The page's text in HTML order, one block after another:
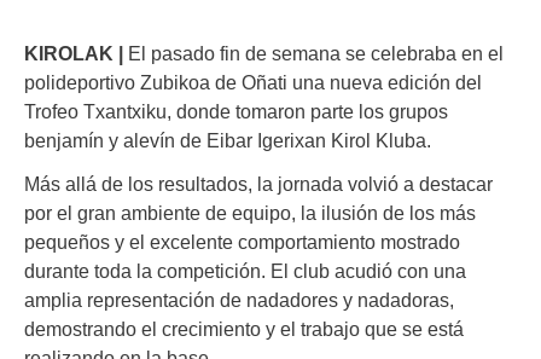
KIROLAK | El pasado fin de semana se celebraba en el
polideportivo Zubikoa de Oñati una nueva edición del
Trofeo Txantxiku, donde tomaron parte los grupos
benjamín y alevín de Eibar Igerixan Kirol Kluba.
Más allá de los resultados, la jornada volvió a destacar
por el gran ambiente de equipo, la ilusión de los más
pequeños y el excelente comportamiento mostrado
durante toda la competición. El club acudió con una
amplia representación de nadadores y nadadoras,
demostrando el crecimiento y el trabajo que se está